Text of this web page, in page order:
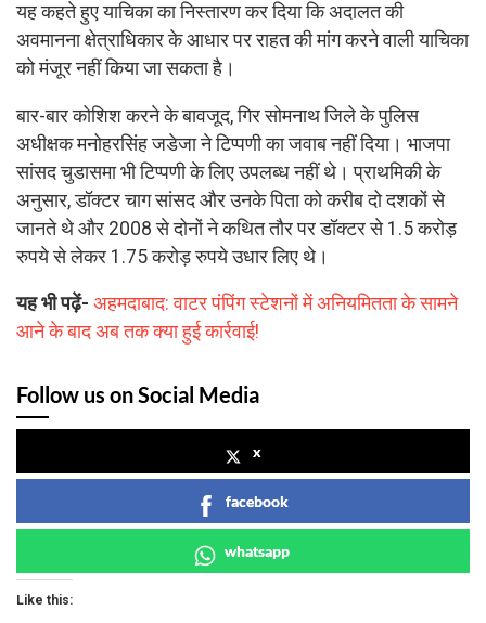
यह कहते हुए याचिका का निस्तारण कर दिया कि अदालत की
अवमानना ​​क्षेत्राधिकार के आधार पर राहत की मांग करने वाली याचिका
को मंजूर नहीं किया जा सकता है।
बार-बार कोशिश करने के बावजूद, गिर सोमनाथ जिले के पुलिस
अधीक्षक मनोहरसिंह जडेजा ने टिप्पणी का जवाब नहीं दिया। भाजपा
सांसद चुडासमा भी टिप्पणी के लिए उपलब्ध नहीं थे। प्राथमिकी के
अनुसार, डॉक्टर चाग सांसद और उनके पिता को करीब दो दशकों से
जानते थे और 2008 से दोनों ने कथित तौर पर डॉक्टर से 1.5 करोड़
रुपये से लेकर 1.75 करोड़ रुपये उधार लिए थे।
यह भी पढ़ें- अहमदाबाद: वाटर पंपिंग स्टेशनों में अनियमितता के सामने
आने के बाद अब तक क्या हुई कार्रवाई!
Follow us on Social Media
x
facebook
whatsapp
Like this: